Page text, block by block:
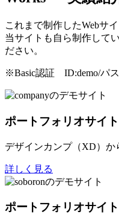
これまで制作したWebサ
当サイトも自ら制作して
ださい。
※Basic認証 ID:demo/パス
ポートフォリオサイト
デザインカンプ（XD）か
詳しく見る
ポートフォリオサイト